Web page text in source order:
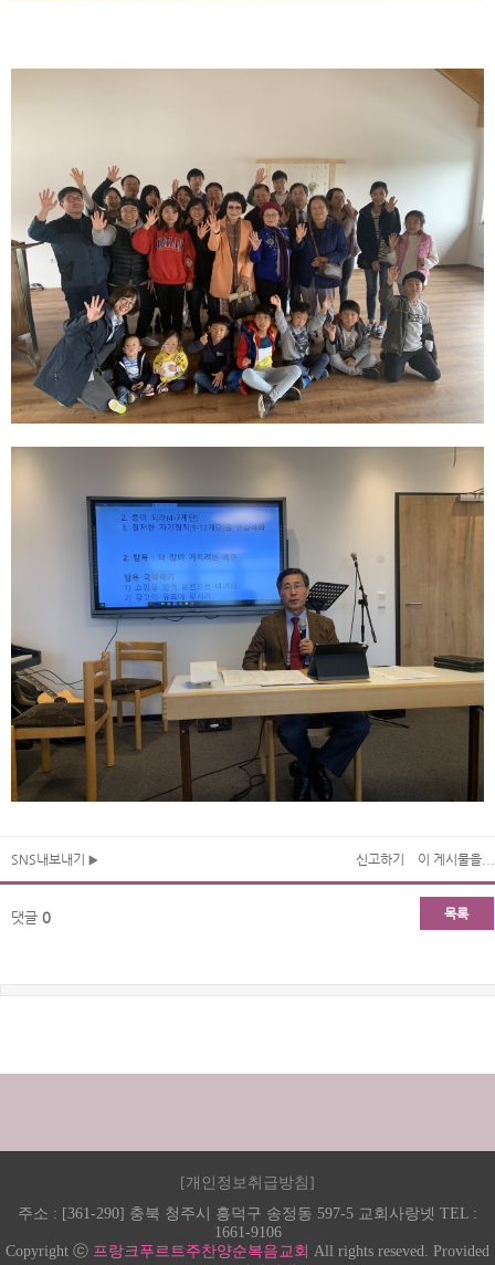
SNS내보내기 신고하기 이 게시물을...
댓글 0 목록
[개인정보취급방침]
주소 : [361-290] 충북 청주시 흥덕구 송정동 597-5 교회사랑넷 TEL :
1661-9106
Copyright ⓒ 프랑크푸르트주찬양순복음교회 All rights reseved. Provided